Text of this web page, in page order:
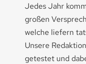
Jedes Jahr
großen
welche liefern
Unsere
getestet und